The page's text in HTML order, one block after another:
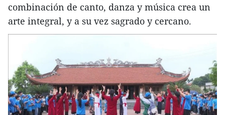
combinación de canto, danza y música crea un
arte integral, y a su vez sagrado y cercano.